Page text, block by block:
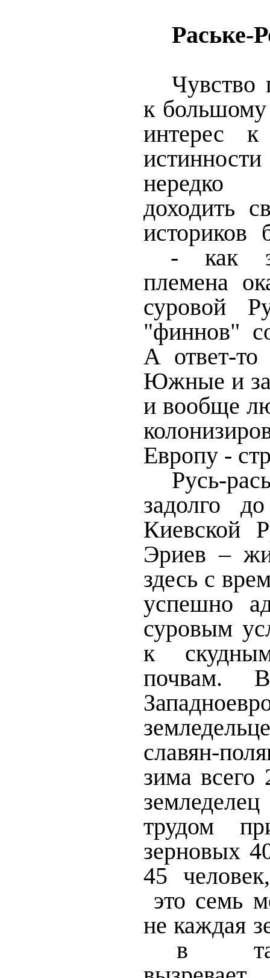
Раське-
Чувство
к
интерес
нередко
доходить
историков
- как
племена
суровой
"финнов"
А ответ-
Южные и
и вообще
Европу -
Русь-
задолго
Киевской
Эриев –
здесь с
успешно
суровым
к
почвам.
славян-
зима
трудом
зерновых
45
это семь
не каждая
в